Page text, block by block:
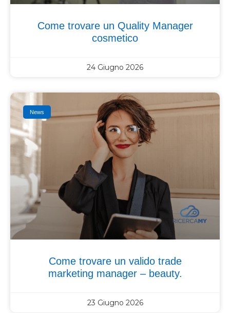
Come trovare un Quality Manager
cosmetico
24 Giugno 2026
News
Come trovare un valido trade
marketing manager – beauty.
23 Giugno 2026